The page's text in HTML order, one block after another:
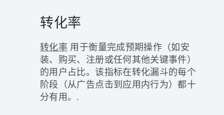
转化率
转化率 用于衡量完成预期操作（如安
装、购买、注册或任何其他关键事件）
的用户占比。该指标在转化漏斗的每个
阶段（从广告点击到应用内行为）都十
分有用。.